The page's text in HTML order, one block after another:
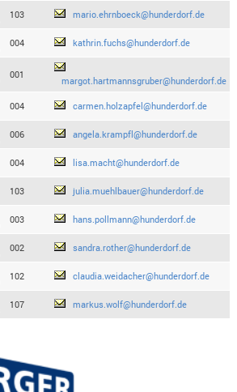
103 mario.ehrnboeck@hunderdorf.de
004 kathrin.fuchs@hunderdorf.de
001
margot.hartmannsgruber@hunderdorf.de
004 carmen.holzapfel@hunderdorf.de
006 angela.krampfl@hunderdorf.de
004 lisa.macht@hunderdorf.de
103 julia.muehlbauer@hunderdorf.de
003 hans.pollmann@hunderdorf.de
002 sandra.rother@hunderdorf.de
102 claudia.weidacher@hunderdorf.de
107 markus.wolf@hunderdorf.de